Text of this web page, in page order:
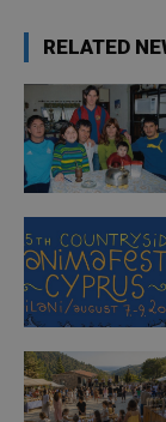
RELATED